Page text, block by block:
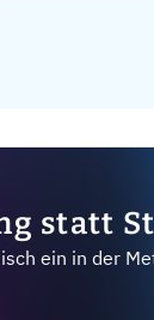
statt
ein in der